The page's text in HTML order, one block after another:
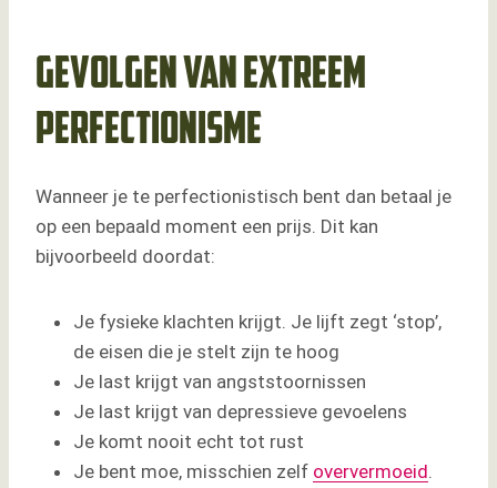
Gevolgen van extreem
perfectionisme
Wanneer je te perfectionistisch bent dan betaal je
op een bepaald moment een prijs. Dit kan
bijvoorbeeld doordat:
Je fysieke klachten krijgt. Je lijft zegt ‘stop’,
de eisen die je stelt zijn te hoog
Je last krijgt van angststoornissen
Je last krijgt van depressieve gevoelens
Je komt nooit echt tot rust
Je bent moe, misschien zelf oververmoeid.